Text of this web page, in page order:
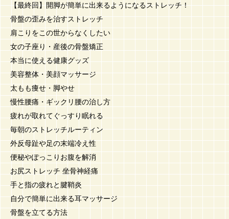
【最終回】開脚が簡単に出来るようになるストレッチ！
骨盤の歪みを治すストレッチ
肩こりをこの世からなくしたい
女の子座り・産後の骨盤矯正
本当に使える健康グッズ
美容整体・美顔マッサージ
太もも痩せ・脚やせ
慢性腰痛・ギックリ腰の治し方
疲れが取れてぐっすり眠れる
毎朝のストレッチルーティン
外反母趾や足の末端冷え性
便秘やぽっこりお腹を解消
お尻ストレッチ 坐骨神経痛
手と指の疲れと腱鞘炎
自分で簡単に出来る耳マッサージ
骨盤を立てる方法